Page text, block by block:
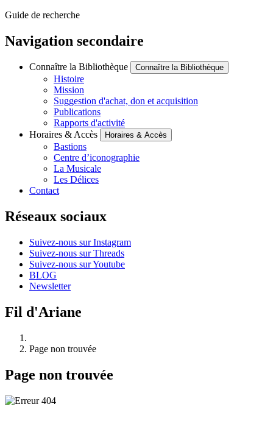
Guide de recherche
Navigation secondaire
Connaître la Bibliothèque Connaître la Bibliothèque
Histoire
Mission
Suggestion d'achat, don et acquisition
Publications
Rapports d'activité
Horaires & Accès
Horaires & Accès
Bastions
Centre d’iconographie
La Musicale
Les Délices
Contact
Réseaux sociaux
Suivez-nous sur Instagram
Suivez-nous sur Threads
Suivez-nous sur Youtube
BLOG
Newsletter
Fil d'Ariane
Page non trouvée
Page non trouvée